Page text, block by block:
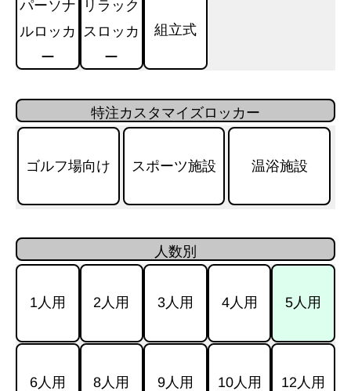
ー用
パーソナ
ルロッカ
ー
リラック
スロッカ
ー
組立式
特注カスタマイズロッカー
ゴルフ場向け スポーツ施設 温浴施設
人数別
1人用 2人用 3人用 4人用 5人用
6人用 8人用 9人用 10人用 12人用